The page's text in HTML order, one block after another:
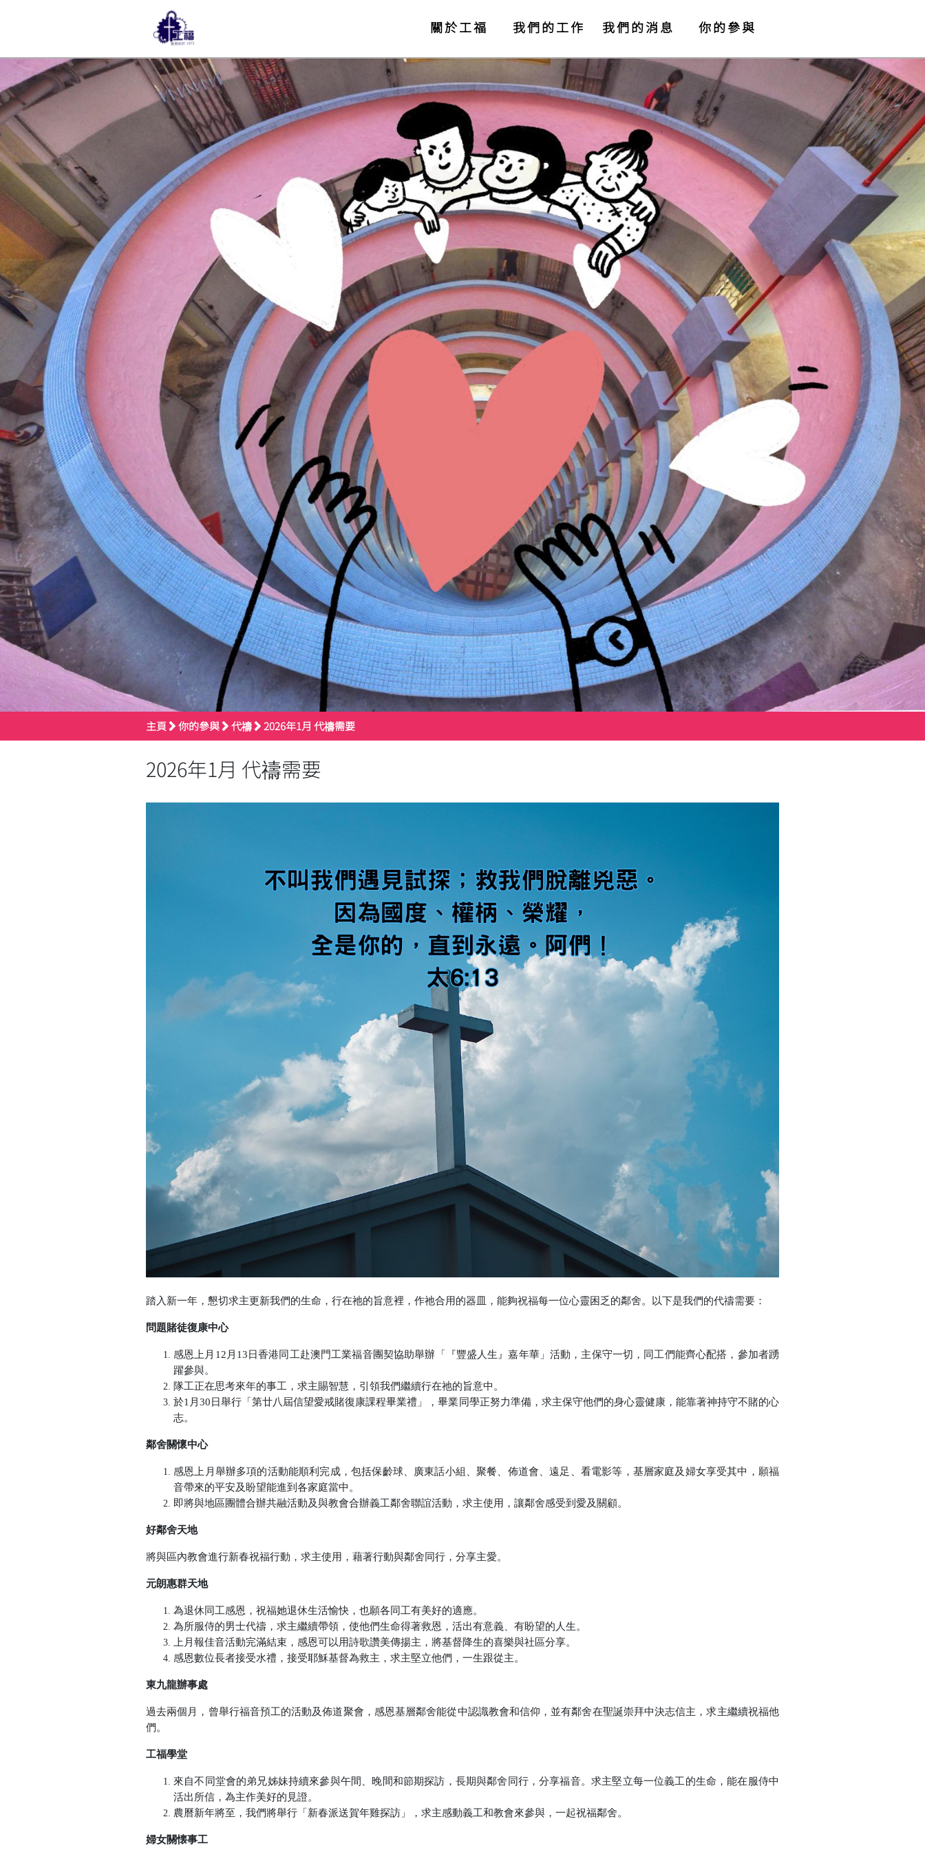
關於工福 我們的工作 我們的消息 你的參與
主頁 你的參與 代禱 2026年1月 代禱需要
2026年1月 代禱需要
踏入新一年，懇切求主更新我們的生命，行在祂的旨意裡，作祂合用的器皿，能夠祝福每一位心靈困乏的鄰舍。以下是我們的代禱需要：
問題賭徒復康中心
感恩上月 12 月 13日香港同工赴澳門工業福音團契協助舉辦「『豐盛人生』嘉年華」活動，主保守一切，同工們能齊心配搭，參加者踴
躍參與。
隊工正在思考來年的事工，求主賜智慧，引領我們繼續行在祂的旨意中。
於1 月30日舉行「第廿八屆信望愛戒賭復康課程畢業禮」，畢業同學正努力準備，求主保守他們的身心靈健康，能靠著神持守不賭的心
志。
鄰舍關懷中心
感恩上月舉辦多項的活動能順利完成，包括保齡球、廣東話小組、聚餐、佈道會、遠足、看電影等，基層家庭及婦女享受其中，願福
音帶來的平安及盼望能進到各家庭當中。
即將與地區團體合辦共融活動及與教會合辦義工鄰舍聯誼活動，求主使用，讓鄰舍感受到愛及關顧。
好鄰舍天地
將與區內教會進行新春祝福行動，求主使用，藉著行動與鄰舍同行，分享主愛。
元朗惠群天地
為退休同工感恩，祝福她退休生活愉快，也願各同工有美好的適應。
為所服侍的男士代禱，求主繼續帶領，使他們生命得著救恩，活出有意義、有盼望的人生。
上月報佳音活動完滿結束，感恩可以用詩歌讚美傳揚主，將基督降生的喜樂與社區分享。
感恩數位長者接受水禮，接受耶穌基督為救主，求主堅立他們，一生跟從主。
東九龍辦事處
過去兩個月，曾舉行福音預工的活動及佈道聚會，感恩基層鄰舍能從中認識教會和信仰，並有鄰舍在聖誕崇拜中決志信主，求主繼續祝福他
們。
工福學堂
來自不同堂會的弟兄姊妹持續來參與午間、晚間和節期探訪，長期與鄰舍同行，分享福音。求主堅立每一位義工的生命，能在服侍中
活出所信，為主作美好的見證。
農曆新年將至，我們將舉行「新春派送賀年雞探訪」，求主感動義工和教會來參與，一起祝福鄰舍。
婦女關懐事工